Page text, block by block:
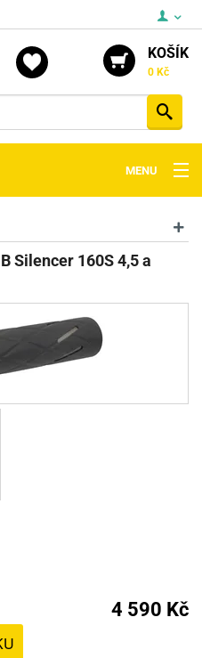
KOŠÍK
0 Kč
MENU
Silencer 160S 4,5 a
4 590 Kč